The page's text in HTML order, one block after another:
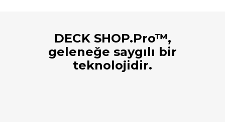
DECK SHOP.Pro™,
geleneğe saygılı bir
teknolojidir.